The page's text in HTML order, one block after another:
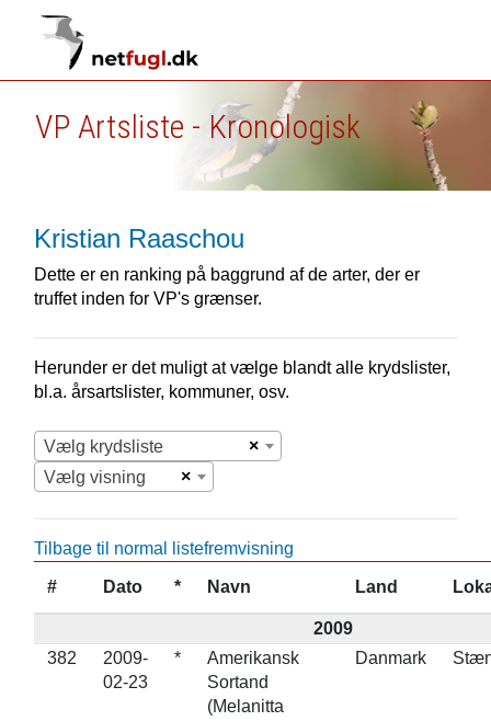
VP Artsliste - Kronologisk
Kristian Raaschou
Dette er en ranking på baggrund af de arter, der er
truffet inden for VP's grænser.
Herunder er det muligt at vælge blandt alle krydslister,
bl.a. årsartslister, kommuner, osv.
×
Vælg krydsliste
×
Vælg visning
Tilbage til normal listefremvisning
# Dato * Navn Land
2009
382
2009-
02-23
*
Amerikansk
Sortand
(Melanitta
Danmark